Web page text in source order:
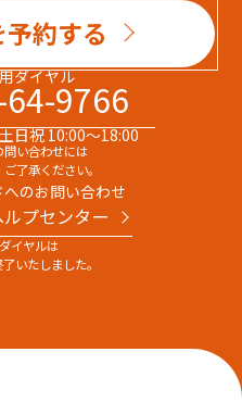
約する
ダイヤル9766
日祝 10:00～18:00
い合わせには
了承ください。
のお問い合わせ
プセンター
イヤルは
いたしました。